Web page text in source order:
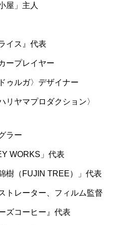
屋」主人
イス』代表
ープレイヤー
ルガ〉デザイナー
ヤマプロダクション〉
ラー
WORKS」代表
樹（FUJIN TREE）」代表
レーター、フィルム監督
ズコーヒー』代表